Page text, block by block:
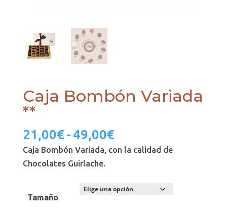
Caja Bombón Variada
**
21,00€- 49,00€Rango
de
21,00€
Caja Bombón Variada, con la calidad de
Chocolates Guirlache.
Tamaño